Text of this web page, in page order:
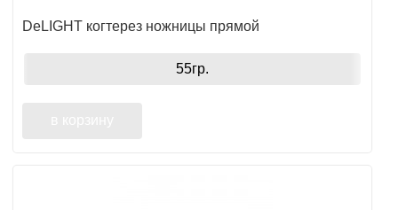
DeLIGHT когтерез ножницы прямой
55гр.